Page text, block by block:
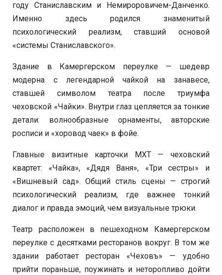
году Станиславским и Немироровичем-Данченко.
Именно здесь родился знаменитый
психологический реализм, ставший основой
«системы Станиславского».
Здание в Камергерском переулке — шедевр
модерна с легендарной чайкой на занавесе,
ставшей символом театра после триумфа
чеховской «Чайки». Внутри глаз цепляется за тонкие
детали: волнообразные орнаменты, авторские
росписи и «хоровод чаек» в фойе.
Главные визитные карточки МХТ — чеховский
квартет: «Чайка», «Дядя Ваня», «Три сестры» и
«Вишневый сад». Общий стиль сцены — строгий
психологический реализм, где важнее тонкий
диалог и правда эмоций, чем визуальные трюки.
Театр расположен в пешеходном Камергерском
переулке с десятками ресторанов вокруг. В том же
здании работает ресторан «Чеховъ» — удобно
прийти пораньше, поужинать и неторопливо дойти